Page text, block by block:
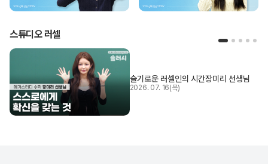
스튜디오 러셀
슬기로운 러셀인의 시간장미리 선생님
2026. 07. 16(목)